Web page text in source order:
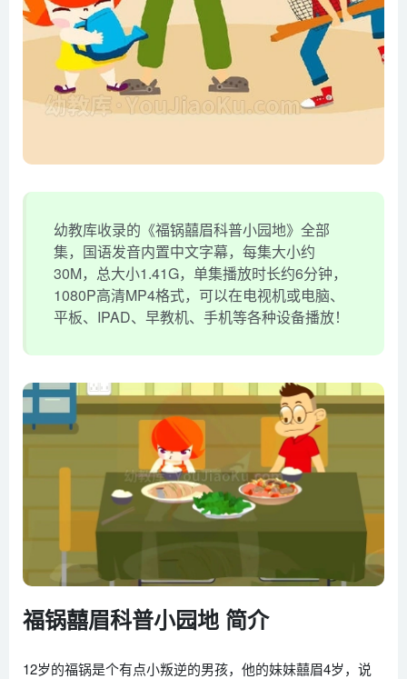
幼教库收录的《福锅囍眉科普小园地》全部
集，国语发音内置中文字幕，每集大小约
30M，总大小1.41G，单集播放时长约6分钟，
1080P高清MP4格式，可以在电视机或电脑、
平板、IPAD、早教机、手机等各种设备播放！
福锅囍眉科普小园地 简介
12岁的福锅是个有点小叛逆的男孩，他的妹妹囍眉4岁，说